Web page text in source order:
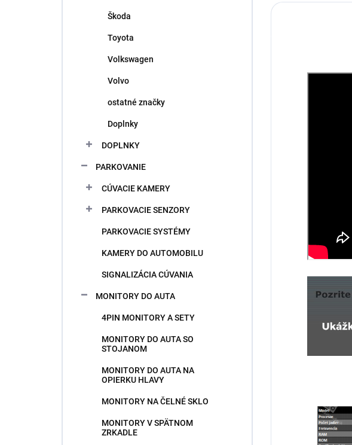
Škoda
Toyota
Volkswagen
Volvo
ostatné značky
Doplnky
DOPLNKY
PARKOVANIE
CÚVACIE KAMERY
PARKOVACIE SENZORY
PARKOVACIE SYSTÉMY
KAMERY DO AUTOMOBILU
SIGNALIZÁCIA CÚVANIA
MONITORY DO AUTA
4PIN MONITORY A SETY
MONITORY DO AUTA SO
STOJANOM
MONITORY DO AUTA NA
OPIERKU HLAVY
MONITORY NA ČELNÉ SKLO
MONITORY V SPÄTNOM
ZRKADLE